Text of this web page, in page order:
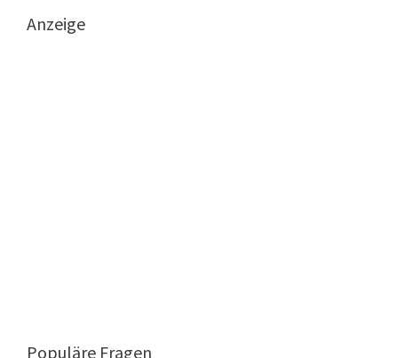
Anzeige
Populäre Fragen